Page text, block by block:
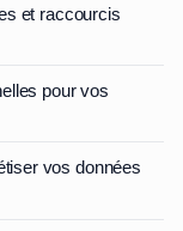
et raccourcis
pour vos
vos données